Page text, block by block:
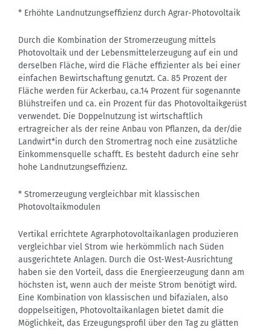
* Erhöhte Landnutzungseffizienz durch Agrar-Photovoltaik
Durch die Kombination der Stromerzeugung mittels
Photovoltaik und der Lebensmittelerzeugung auf ein und
derselben Fläche, wird die Fläche effizienter als bei einer
einfachen Bewirtschaftung genutzt. Ca. 85 Prozent der
Fläche werden für Ackerbau, ca.14 Prozent für sogenannte
Blühstreifen und ca. ein Prozent für das Photovoltaikgerüst
verwendet. Die Doppelnutzung ist wirtschaftlich
ertragreicher als der reine Anbau von Pflanzen, da der/die
Landwirt*in durch den Stromertrag noch eine zusätzliche
Einkommensquelle schafft. Es besteht dadurch eine sehr
hohe Landnutzungseffizienz.
* Stromerzeugung vergleichbar mit klassischen
Photovoltaikmodulen
Vertikal errichtete Agrarphotovoltaikanlagen produzieren
vergleichbar viel Strom wie herkömmlich nach Süden
ausgerichtete Anlagen. Durch die Ost-West-Ausrichtung
haben sie den Vorteil, dass die Energieerzeugung dann am
höchsten ist, wenn auch der meiste Strom benötigt wird.
Eine Kombination von klassischen und bifazialen, also
doppelseitigen, Photovoltaikanlagen bietet damit die
Möglichkeit, das Erzeugungsprofil über den Tag zu glätten